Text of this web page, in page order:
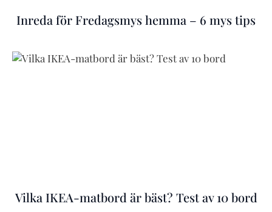
Inreda för Fredagsmys hemma – 6 mys tips
Vilka IKEA-matbord är bäst? Test av 10 bord